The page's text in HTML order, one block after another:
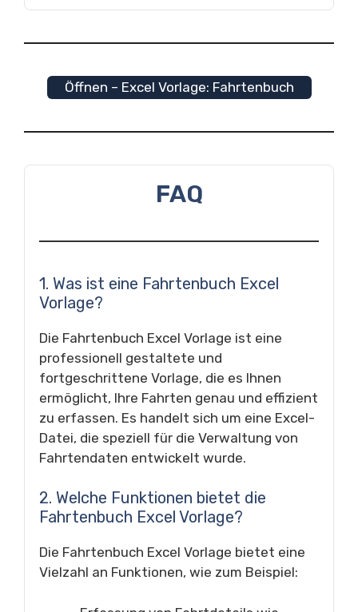
Öffnen – Excel Vorlage: Fahrtenbuch
FAQ
1. Was ist eine Fahrtenbuch Excel
Vorlage?
Die Fahrtenbuch Excel Vorlage ist eine
professionell gestaltete und
fortgeschrittene Vorlage, die es Ihnen
ermöglicht, Ihre Fahrten genau und effizient
zu erfassen. Es handelt sich um eine Excel-
Datei, die speziell für die Verwaltung von
Fahrtendaten entwickelt wurde.
2. Welche Funktionen bietet die
Fahrtenbuch Excel Vorlage?
Die Fahrtenbuch Excel Vorlage bietet eine
Vielzahl an Funktionen, wie zum Beispiel: